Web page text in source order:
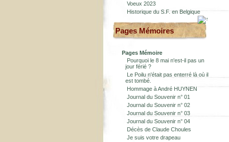
Voeux 2023
Historique du S.F. en Belgique
Pages Mémoires
Pages Mémoire
Pourquoi le 8 mai n'est-il pas un
jour férié ?
Le Poilu n'était pas enterré là où il
est tombé.
Hommage à André HUYNEN
Journal du Souvenir n° 01
Journal du Souvenir n° 02
Journal du Souvenir n° 03
Journal du Souvenir n° 04
Décès de Claude Choules
Je suis votre drapeau